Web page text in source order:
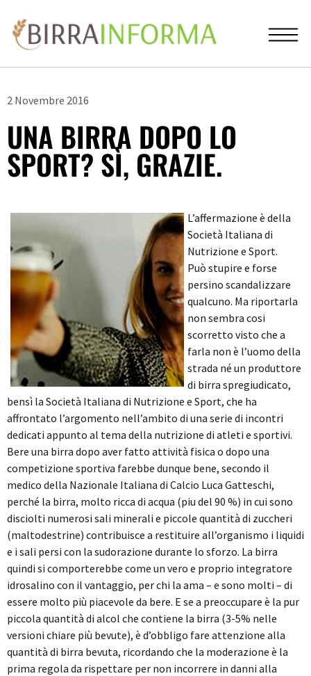
2 Novembre 2016
UNA BIRRA DOPO LO
SPORT? SÌ, GRAZIE.
L’affermazione è della
Società Italiana di
Nutrizione e Sport.
Può stupire e forse
persino scandalizzare
qualcuno. Ma riportarla
non sembra cosi
scorretto visto che a
farla non è l’uomo della
strada né un produttore
di birra spregiudicato,
bensì la Società Italiana di Nutrizione e Sport, che ha
affrontato l’argomento nell’ambito di una serie di incontri
dedicati appunto al tema della nutrizione di atleti e sportivi.
Bere una birra dopo aver fatto attività fisica o dopo una
competizione sportiva farebbe dunque bene, secondo il
medico della Nazionale Italiana di Calcio Luca Gatteschi,
perché la birra, molto ricca di acqua (piu del 90 %) in cui sono
disciolti numerosi sali minerali e piccole quantità di zuccheri
(maltodestrine) contribuisce a restituire all’organismo i liquidi
e i sali persi con la sudorazione durante lo sforzo. La birra
quindi si comporterebbe come un vero e proprio integratore
idrosalino con il vantaggio, per chi la ama – e sono molti – di
essere molto più piacevole da bere. E se a preoccupare è la pur
piccola quantità di alcol che contiene la birra (3-5% nelle
versioni chiare più bevute), è d’obbligo fare attenzione alla
quantità di birra bevuta, ricordando che la moderazione è la
prima regola da rispettare per non incorrere in danni alla